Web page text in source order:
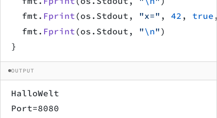
	fmt.
Fprint(os.Stdout, "x=" , 42, true
	fmt.
Fprint(os.Stdout, "\n")
}
OUTPUT
HalloWelt
Port=8080